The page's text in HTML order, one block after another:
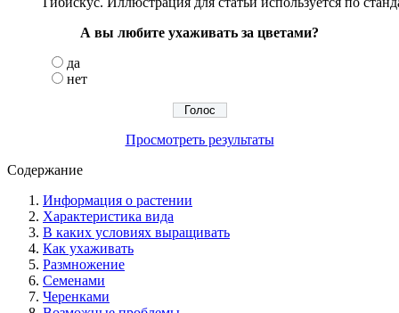
А вы любите ухаживать за цветами?
да
нет
Просмотреть результаты
Содержание
Информация о растении
Характеристика вида
В каких условиях выращивать
Как ухаживать
Размножение
Семенами
Черенками